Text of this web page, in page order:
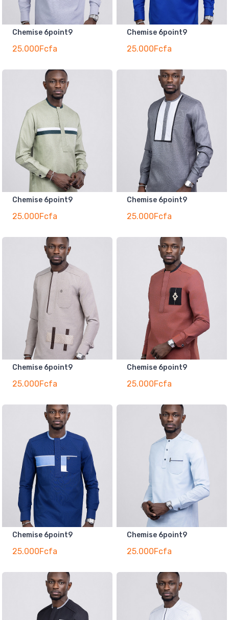
Chemise 6point9
25.000Fcfa
Chemise 6point9
25.000Fcfa
Chemise 6point9
25.000Fcfa
Chemise 6point9
25.000Fcfa
Chemise 6point9
25.000Fcfa
Chemise 6point9
25.000Fcfa
Chemise 6point9
25.000Fcfa
Chemise 6point9
25.000Fcfa